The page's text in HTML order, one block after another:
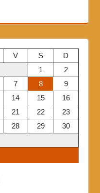
V S
D
1
2
7 8
9
14 15
16
21 22
23
28 29
30